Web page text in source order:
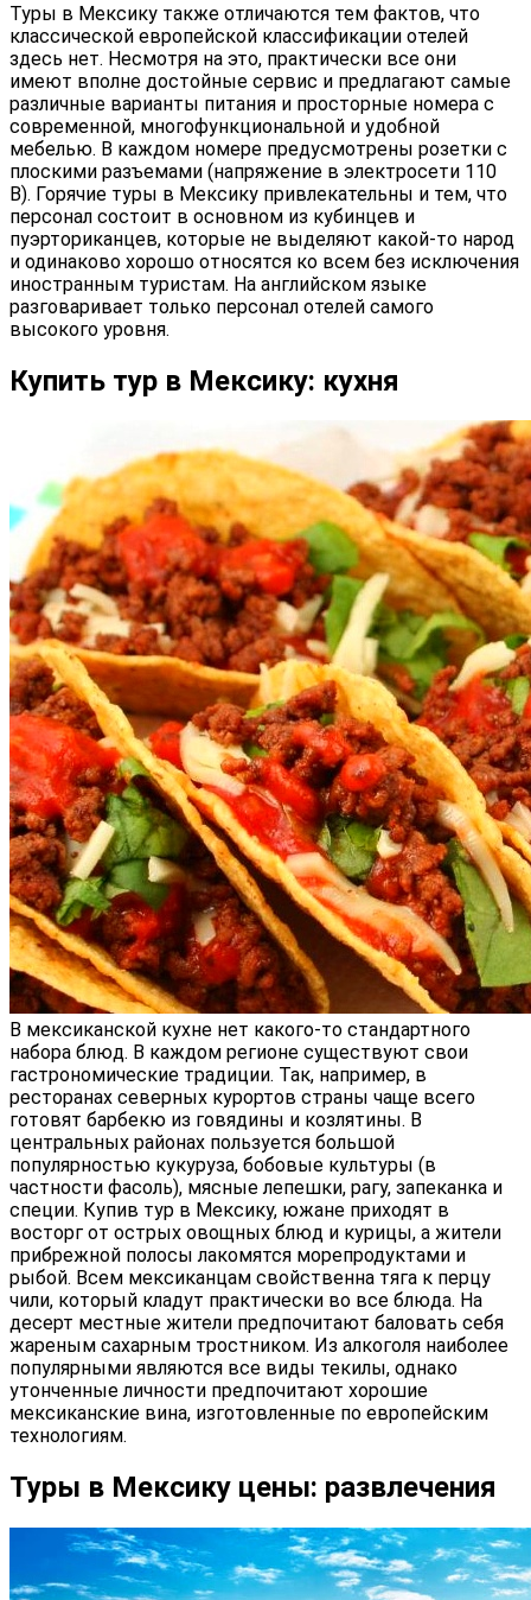
Туры в Мексику также отличаются тем фактов, что
классической европейской классификации отелей
здесь нет. Несмотря на это, практически все они
имеют вполне достойные сервис и предлагают самые
различные варианты питания и просторные номера с
современной, многофункциональной и удобной
мебелью. В каждом номере предусмотрены розетки с
плоскими разъемами (напряжение в электросети 110
В). Горячие туры в Мексику привлекательны и тем, что
персонал состоит в основном из кубинцев и
пуэрториканцев, которые не выделяют какой-то народ
и одинаково хорошо относятся ко всем без исключения
иностранным туристам. На английском языке
разговаривает только персонал отелей самого
высокого уровня.
Купить тур в Мексику: кухня
В мексиканской кухне нет какого-то стандартного
набора блюд. В каждом регионе существуют свои
гастрономические традиции. Так, например, в
ресторанах северных курортов страны чаще всего
готовят барбекю из говядины и козлятины. В
центральных районах пользуется большой
популярностью кукуруза, бобовые культуры (в
частности фасоль), мясные лепешки, рагу, запеканка и
специи. Купив тур в Мексику, южане приходят в
восторг от острых овощных блюд и курицы, а жители
прибрежной полосы лакомятся морепродуктами и
рыбой. Всем мексиканцам свойственна тяга к перцу
чили, который кладут практически во все блюда. На
десерт местные жители предпочитают баловать себя
жареным сахарным тростником. Из алкоголя наиболее
популярными являются все виды текилы, однако
утонченные личности предпочитают хорошие
мексиканские вина, изготовленные по европейским
технологиям.
Туры в Мексику цены: развлечения